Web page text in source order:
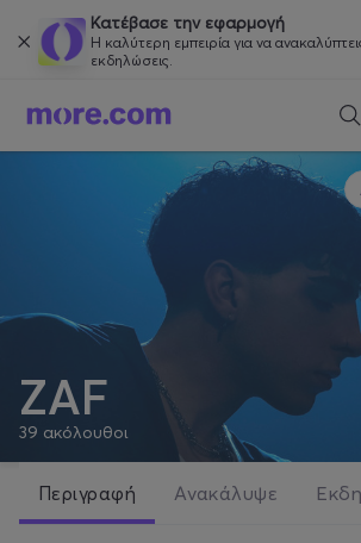
Κατέβασε την εφαρμογή
Η καλύτερη εμπειρία για να
εκδηλώσεις.
ZAF
39 ακόλουθοι
Περιγραφή Ανακάλυψε